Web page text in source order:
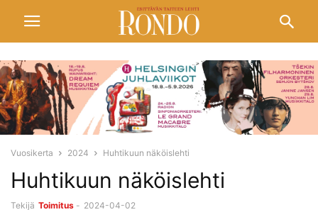
Vuosikerta 2024 Huhtikuun näköislehti
Huhtikuun näköislehti
Tekijä Toimitus - 2024-04-02